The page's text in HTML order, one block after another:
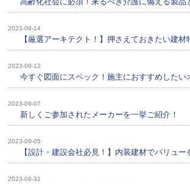
2023-09-14
【厳選アーキテクト！】押さえておきたい建材
2023-09-12
今すぐ図面にスペック！施主におすすめしたい
2023-09-07
新しくご参加されたメーカーを一挙ご紹介！
2023-09-05
【設計・建設会社必見！】内装建材でバリュー
2023-08-31